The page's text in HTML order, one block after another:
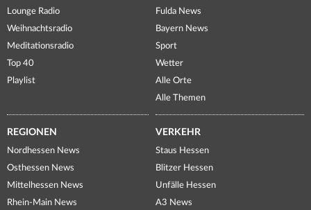
Lounge Radio
Weihnachtsradio
Meditationsradio
Top 40
Playlist
Fulda News
Bayern News
Sport
Wetter
Alle Orte
Alle Themen
REGIONEN
Nordhessen News
Osthessen News
Mittelhessen News
Rhein-Main News
VERKEHR
Staus Hessen
Blitzer Hessen
Unfälle Hessen
A3 News